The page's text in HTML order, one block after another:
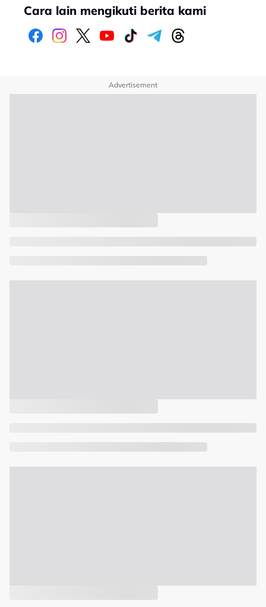
Cara lain mengikuti berita kami
Advertisement